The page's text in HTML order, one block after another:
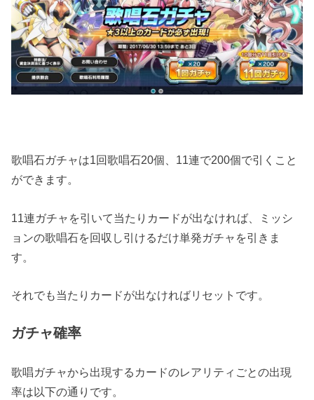
歌唱石ガチャは1回歌唱石20個、11連で200個で引くこと
ができます。
11連ガチャを引いて当たりカードが出なければ、ミッシ
ョンの歌唱石を回収し引けるだけ単発ガチャを引きま
す。
それでも当たりカードが出なければリセットです。
ガチャ確率
歌唱ガチャから出現するカードのレアリティごとの出現
率は以下の通りです。